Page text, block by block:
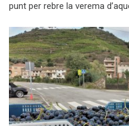
punt per rebre la verema